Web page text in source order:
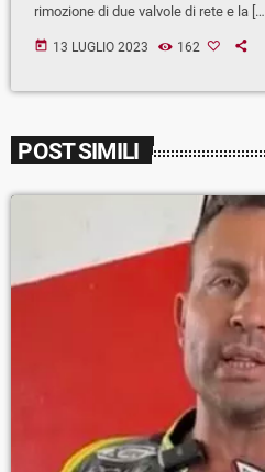
rimozione di due valvole di rete e la […]
today 13 LUGLIO 2023 162
POST SIMILI